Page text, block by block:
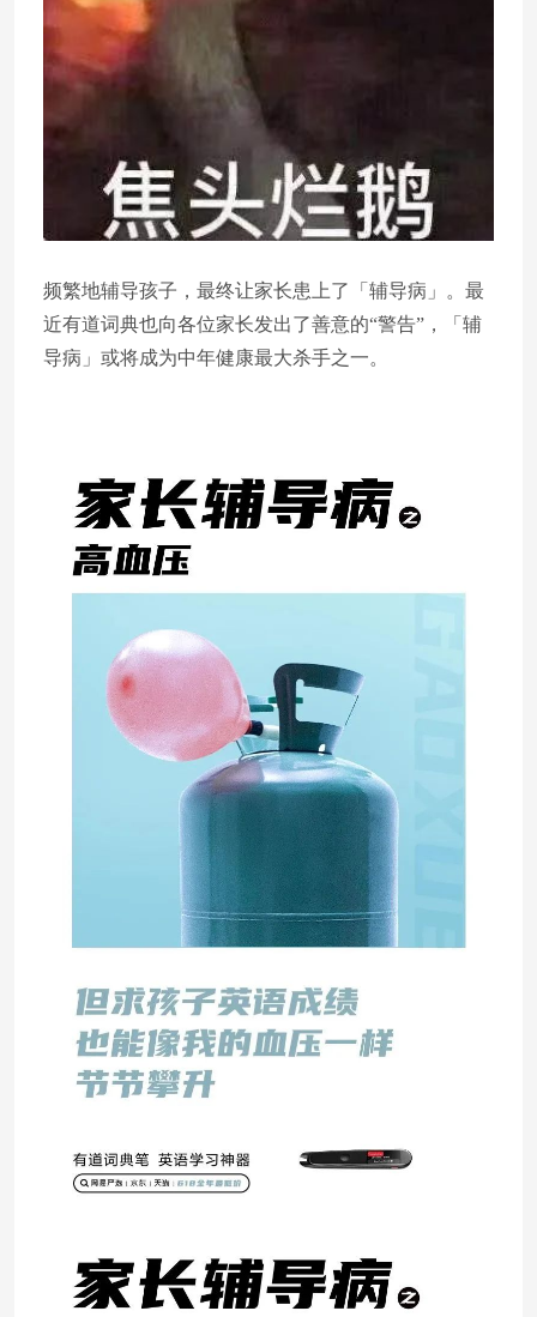
频繁地辅导孩子，最终让家长患上了「辅导病」。最
近有道词典也向各位家长发出了善意的“警告”，「辅
导病」或将成为中年健康最大杀手之一。